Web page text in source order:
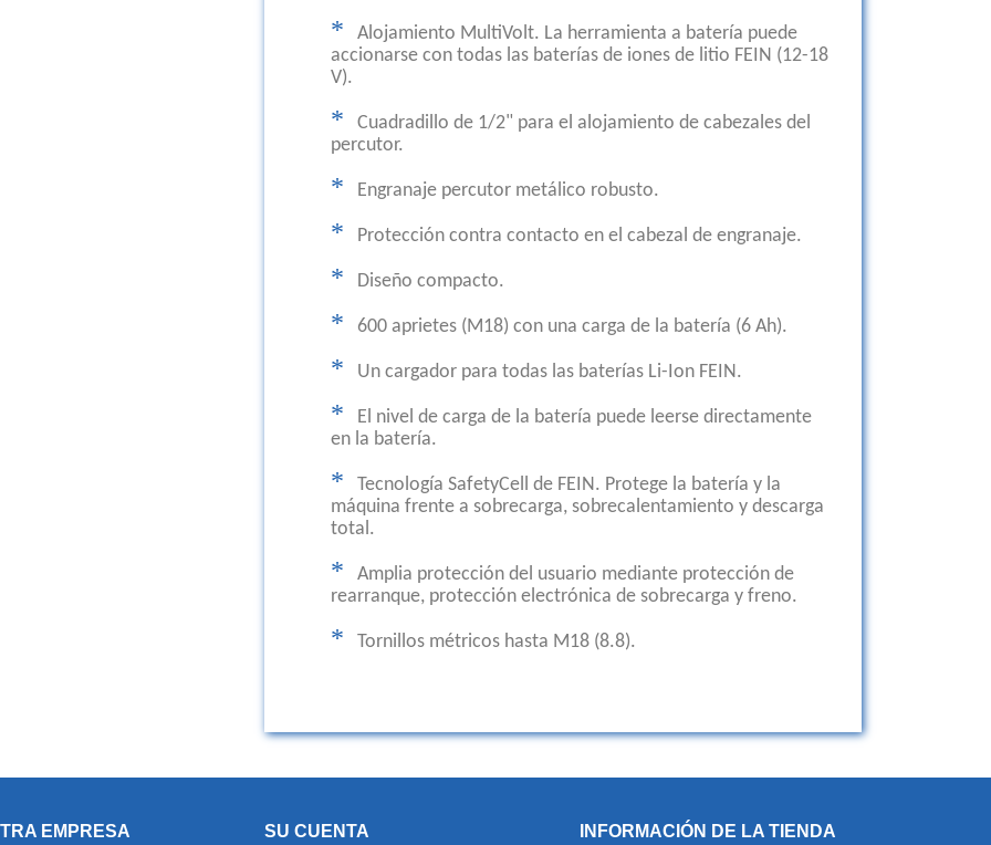
*
Alojamiento MultiVolt. La herramienta a batería puede
accionarse con todas las baterías de iones de litio FEIN (12-18
V).
*
Cuadradillo de 1/2" para el alojamiento de cabezales del
percutor.
* Engranaje percutor metálico robusto.
* Protección contra contacto en el cabezal de engranaje.
* Diseño compacto.
* 600 aprietes (M18) con una carga de la batería (6 Ah).
* Un cargador para todas las baterías Li-Ion FEIN.
*
El nivel de carga de la batería puede leerse directamente
en la batería.
*
Tecnología SafetyCell de FEIN. Protege la batería y la
máquina frente a sobrecarga, sobrecalentamiento y descarga
total.
*
Amplia protección del usuario mediante protección de
rearranque, protección electrónica de sobrecarga y freno.
* Tornillos métricos hasta M18 (8.8).
EMPRESA SU CUENTA INFORMACIÓN DE LA TIENDA